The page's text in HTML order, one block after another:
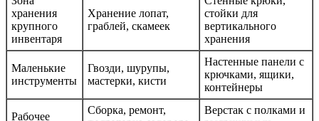
хранения
крупного
инвентаря
Хранение лопат,
граблей, скамеек
стойки для
вертикального
хранения
Маленькие
инструменты
Гвозди, шурупы,
мастерки, кисти
Настенные панели с
крючками, ящики,
контейнеры
Рабочее
Сборка, ремонт,
Верстак с полками и